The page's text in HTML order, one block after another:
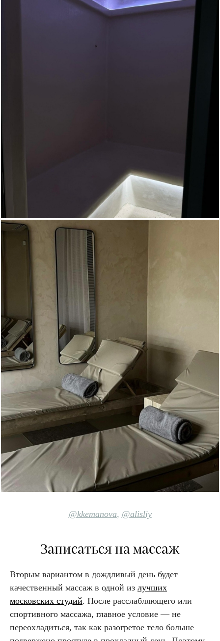
@kkemanova, @alisliy
Записаться на массаж
Вторым вариантом в дождливый день будет
качественный массаж в одной из лучших
московских студий. После расслабляющего или
спортивного массажа, главное условие — не
переохладиться, так как разогретое тело больше